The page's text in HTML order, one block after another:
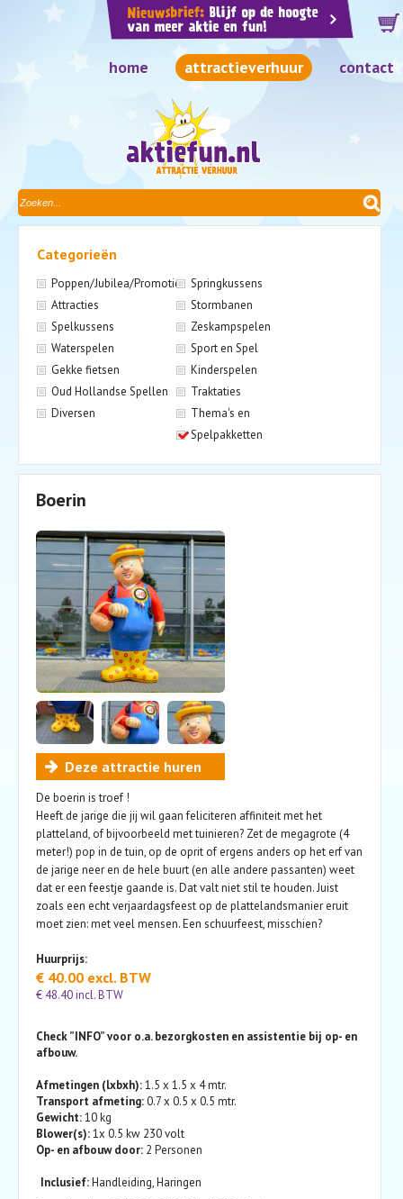
home attractieverhuur contact
Categorieën
Poppen/Jubilea/Promotie
Springkussens
Attracties
Stormbanen
Spelkussens
Zeskampspelen
Waterspelen
Sport en Spel
Gekke fietsen
Kinderspelen
Oud Hollandse Spellen
Traktaties
Diversen
Thema's en
Spelpakketten
Boerin
Deze attractie huren
De boerin is troef !
Heeft de jarige die jij wil gaan feliciteren affiniteit met het
platteland, of bijvoorbeeld met tuinieren? Zet de megagrote (4
meter!) pop in de tuin, op de oprit of ergens anders op het erf van
de jarige neer en de hele buurt (en alle andere passanten) weet
dat er een feestje gaande is. Dat valt niet stil te houden. Juist
zoals een echt verjaardagsfeest op de plattelandsmanier eruit
moet zien: met veel mensen. Een schuurfeest, misschien?
Huurprijs:
€ 40.00 excl. BTW
€ 48.40 incl. BTW
Check ”INFO” voor o.a. bezorgkosten en assistentie bij op- en
afbouw.
Afmetingen (lxbxh):1.5 x 1.5 x 4 mtr.
Transport afmeting: 0.7 x 0.5 x 0.5 mtr.
Gewicht:10 kg
Blower(s):1x 0.5 kw 230 volt
Op- en afbouw door: 2 Personen
Inclusief:Handleiding, Haringen